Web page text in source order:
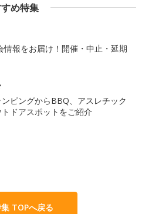
め特集
情報をお届け！開催・中止・延期
ピングからBBQ、アスレチック
ドアスポットをご紹介
TOPへ戻る